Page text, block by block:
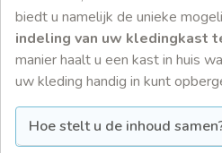
biedt u namelijk de unieke
indeling van uw kledingkast
manier haalt u een kast in huis
uw kleding handig in kunt
Hoe stelt u de inhoud